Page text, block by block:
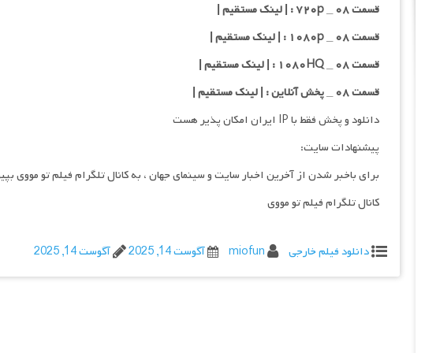
قسمت ۰۸ _ ۷۲۰p : | لینک مستقیم |
قسمت ۰۸ _ ۱۰۸۰p : | لینک مستقیم |
قسمت ۰۸ _ ۱۰۸۰HQ : | لینک مستقیم |
قسمت ۰۸ _ پخش آنلاین : | لینک مستقیم |
دانلود و پخش فقط با IP ایران امکان پذیر هست
پیشنهادات سایت:
برای باخبر شدن از آخرین اخبار سایت و سینمای جهان ، به کانال تلگرام فیلم تو مووی
کانال تلگرام فیلم تو مووی
دانلود فیلم خارجی miofun آگوست 14, 2025 آگوست 14, 2025